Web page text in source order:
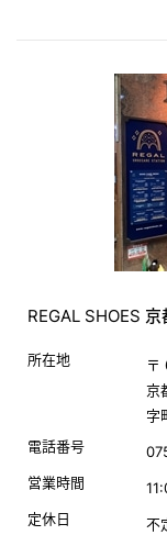
REGAL SHOES
所在地
〒
京
字
電話番号
営業時間
定休日
不